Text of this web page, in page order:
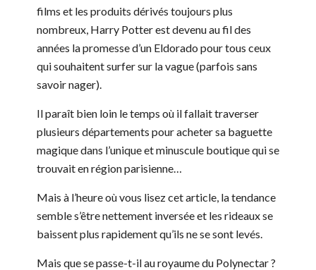
films et les produits dérivés toujours plus
nombreux, Harry Potter est devenu au fil des
années la promesse d’un Eldorado pour tous ceux
qui souhaitent surfer sur la vague (parfois sans
savoir nager).
Il paraît bien loin le temps où il fallait traverser
plusieurs départements pour acheter sa baguette
magique dans l’unique et minuscule boutique qui se
trouvait en région parisienne…
Mais à l’heure où vous lisez cet article, la tendance
semble s’être nettement inversée et les rideaux se
baissent plus rapidement qu’ils ne se sont levés.
Mais que se passe-t-il au royaume du Polynectar ?